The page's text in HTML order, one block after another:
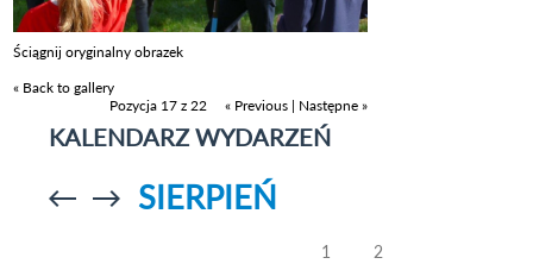
Ściągnij oryginalny obrazek
« Back to gallery
Pozycja 17 z 22
« Previous | Następne »
KALENDARZ WYDARZEŃ
Przejdź doPrzejdź do
SIERPIEŃ
1 2